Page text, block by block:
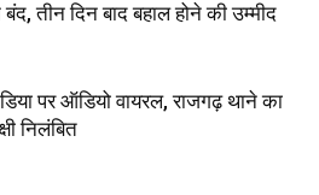
तीन दिन बाद बहाल होने की उम्मीद
पर ऑडियो वायरल, राजगढ़ थाने का
निलंबित